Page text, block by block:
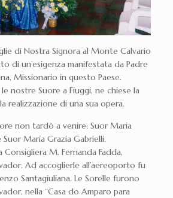
di Nostra Signora al Monte Calvario
di un’esigenza manifestata da Padre
Missionario in questo Paese.
nostre Suore a Fiuggi, ne chiese la
realizzazione di una sua opera.
non tardò a venire: Suor Maria
Maria Grazia Gabrielli,
M. Fernanda Fadda,
Ad accoglierle all’aereoporto fu
Santagiuliana. Le Sorelle furono
nella “Casa do Amparo para